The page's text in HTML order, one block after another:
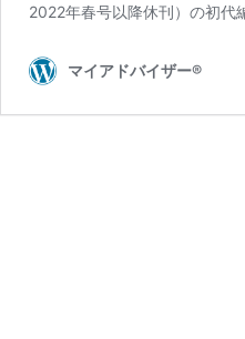
2022年春号以降休刊）の初
マイアドバイザー®